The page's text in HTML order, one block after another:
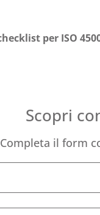
per ISO
Scopri
Completa il form